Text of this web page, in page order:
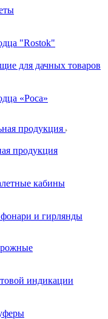
"Rostok"
для дачных товаров
«Роса»
продукция
продукция
кабины
и гирлянды
индикации